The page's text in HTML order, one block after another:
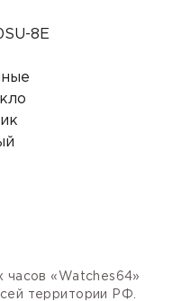
8E
часов «Watches64»
территории РФ.